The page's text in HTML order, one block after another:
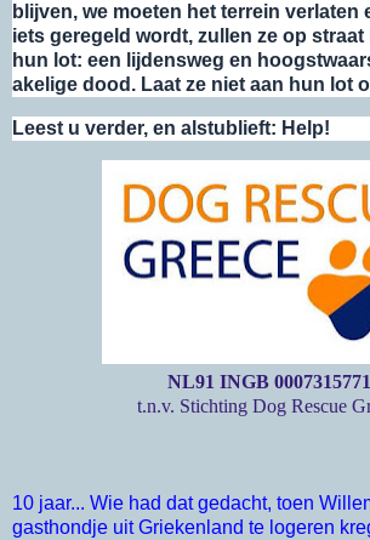
blijven, we moeten het terrein verlaten
iets geregeld wordt, zullen ze op
hun lot: een lijdensweg en
akelige dood. Laat ze niet aan hun lot
Leest u verder, en alstublieft: Help!
NL91 INGB 0007315771
t.n.v. Stichting Dog Rescue
10 jaar... Wie had dat gedacht, toen
gasthondje uit Griekenland te logeren